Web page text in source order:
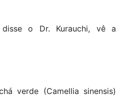
disse o Dr. Kurauchi, vê a
verde (Camellia sinensis)